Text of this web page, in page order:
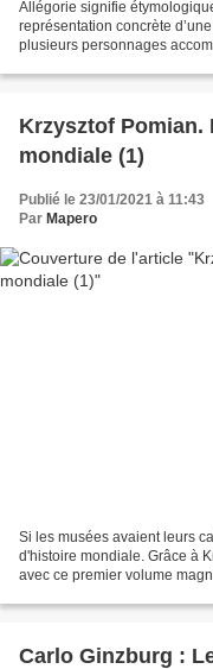
Allégorie signifie
représentation concrète
plusieurs personnages
Krzysztof Pomian.
mondiale (1)
Publié le 23/01/2021 à 11:43
Par Mapero
Si les musées avaient leurs
d'histoire mondiale. Grâce à
avec ce premier volume
Carlo Ginzburg :